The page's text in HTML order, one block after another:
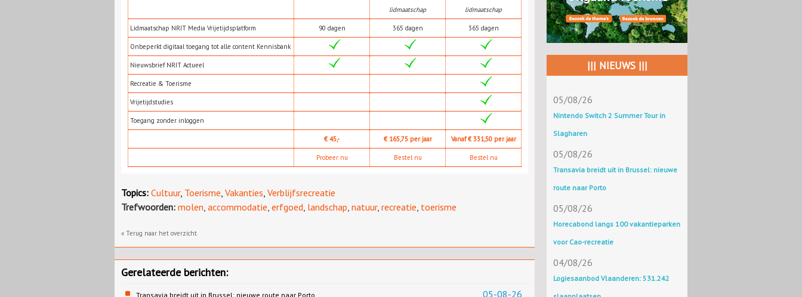
lidmaatschap
lidmaatschap
Lidmaatschap NRIT Media Vrijetijdsplatform 90 dagen 365 dagen 365 dagen
Onbeperkt digitaal toegang tot alle content Kennisbank
Nieuwsbrief NRIT Actueel
Recreatie & Toerisme
Vrijetijdstudies
Toegang zonder inloggen
€ 45,- € 165,75 per jaar Vanaf € 331,50 per jaar
Probeer nu Bestel nu Bestel nu
Topics: Cultuur, Toerisme Vakanties Verblijfsrecreatie
Trefwoorden: molen accommodatie erfgoed landschap natuur, recreatie toerisme
« Terug naar het overzicht
Gerelateerde berichten:
05-08-26
Transavia breidt uit in Brussel: nieuwe route naar Porto
||| NIEUWS |||
05/08/26
Nintendo Switch 2 Summer Tour in
Slagharen
05/08/26
Transavia breidt uit in Brussel: nieuwe
route naar Porto
05/08/26
Horecabond langs 100 vakantieparken
voor Cao-recreatie
04/08/26
Logiesaanbod Vlaanderen: 531.242